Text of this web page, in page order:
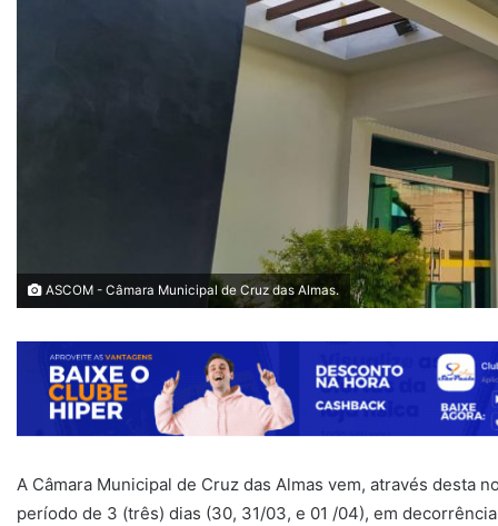
ASCOM - Câmara Municipal de Cruz das Almas.
A Câmara Municipal de Cruz das Almas vem, através desta
período de 3 (três) dias (30, 31/03, e 01 /04), em